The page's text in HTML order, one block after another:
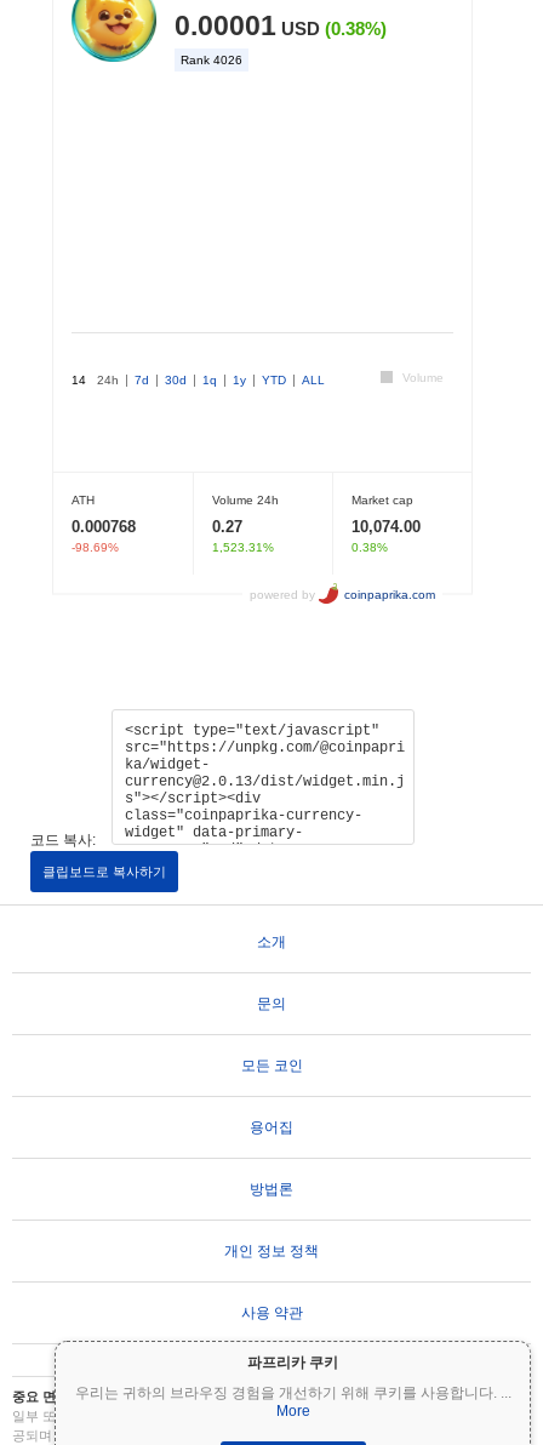
파프리카 쿠키
우리는 귀하의 브라우징 경험을 개선하기 위해 쿠키를 사용합니다. ...
More
코드 복사:
클립보드로 복사하기
소개
문의
모든 코인
용어집
방법론
개인 정보 정책
사용 약관
중요 면책 조항: 암호화폐는 변동성이 매우 높으며 상당한 위험을 수반합니다. 투자금의
일부 또는 전부를 잃을 수 있습니다. Coinpaprika의 모든 정보는 정보 제공 목적으로만 제
공되며 재무 또는 투자 조언을 구성하지 않습니다. 투자 결정을 내리기 전에 항상 직접 조